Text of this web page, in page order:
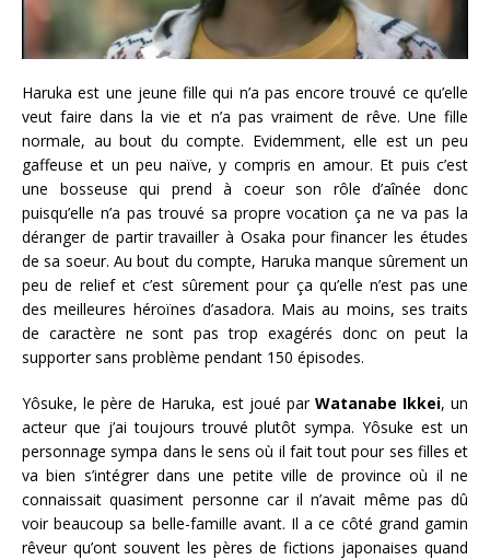
Haruka est une jeune fille qui n’a pas encore trouvé ce qu’elle
veut faire dans la vie et n’a pas vraiment de rêve. Une fille
normale, au bout du compte. Evidemment, elle est un peu
gaffeuse et un peu naïve, y compris en amour. Et puis c’est
une bosseuse qui prend à coeur son rôle d’aînée donc
puisqu’elle n’a pas trouvé sa propre vocation ça ne va pas la
déranger de partir travailler à Osaka pour financer les études
de sa soeur. Au bout du compte, Haruka manque sûrement un
peu de relief et c’est sûrement pour ça qu’elle n’est pas une
des meilleures héroïnes d’asadora. Mais au moins, ses traits
de caractère ne sont pas trop exagérés donc on peut la
supporter sans problème pendant 150 épisodes.
Yôsuke, le père de Haruka, est joué par Watanabe Ikkei, un
acteur que j’ai toujours trouvé plutôt sympa. Yôsuke est un
personnage sympa dans le sens où il fait tout pour ses filles et
va bien s’intégrer dans une petite ville de province où il ne
connaissait quasiment personne car il n’avait même pas dû
voir beaucoup sa belle-famille avant. Il a ce côté grand gamin
rêveur qu’ont souvent les pères de fictions japonaises quand